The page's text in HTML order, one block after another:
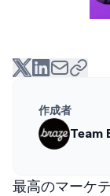
作成者
Team
最高のマーケ